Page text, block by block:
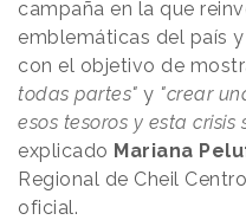
campaña en la que
emblemáticas del país
con el objetivo de
todas partes" y "crear
esos tesoros y esta crisis
explicado Mariana
Regional de Cheil
oficial.